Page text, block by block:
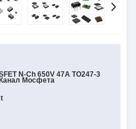
N-Ch 650V 47A TO247-3
Мосфета